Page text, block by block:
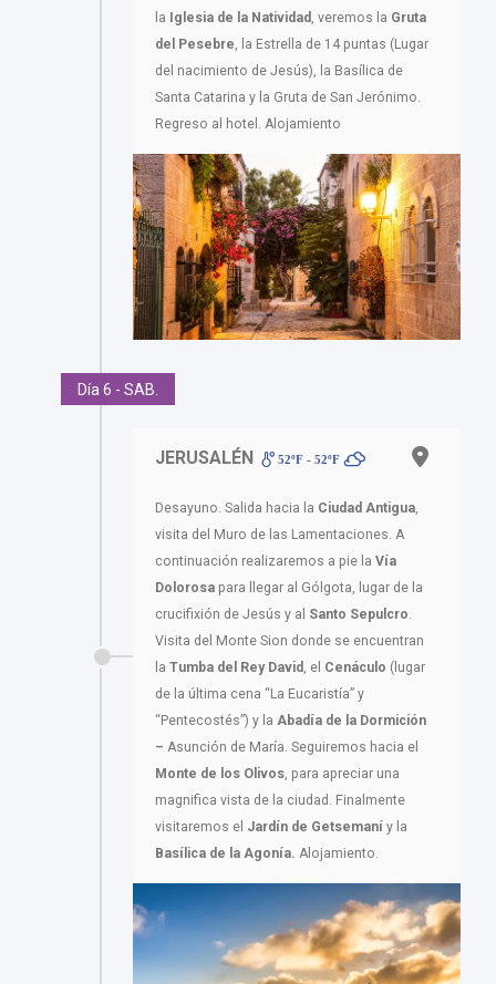
la Iglesia de la Natividad , veremos la Gruta
del Pesebre , la Estrella de 14 puntas (Lugar
del nacimiento de Jesús), la Basílica de
Santa Catarina y la Gruta de San Jerónimo.
Regreso al hotel. Alojamiento
Día 6 - SAB.
JERUSALÉN 52ºF - 52ºF
Desayuno. Salida hacia la Ciudad Antigua,
visita del Muro de las Lamentaciones. A
continuación realizaremos a pie la Vía
Dolorosa para llegar al Gólgota, lugar de la
crucifixión de Jesús y al Santo Sepulcro.
Visita del Monte Sion donde se encuentran
la Tumba del Rey David , el Cenáculo (lugar
de la última cena “La Eucaristía” y
“Pentecostés”) y la Abadía de la Dormición
– Asunción de María. Seguiremos hacia el
Monte de los Olivos, para apreciar una
magnifica vista de la ciudad. Finalmente
visitaremos el Jardín de Getsemaní y la
Basílica de la Agonía. Alojamiento.